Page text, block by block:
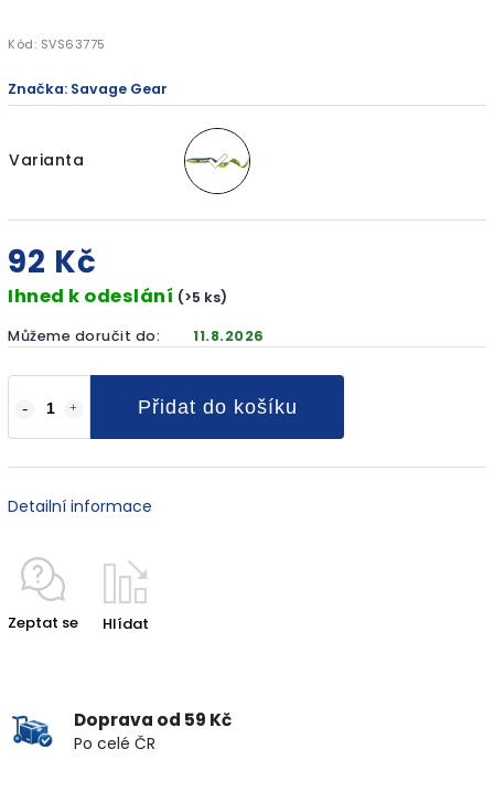
Kód: SVS63775
Značka: Savage Gear
Varianta
92 Kč
Ihned k odeslání (>5 ks)
Můžeme doručit do: 11.8.2026
Přidat do košíku
Detailní informace
Zeptat se Hlídat
Doprava od 59 Kč
Po celé ČR